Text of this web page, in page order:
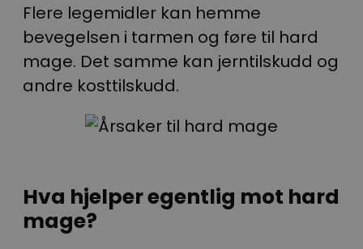
Flere legemidler kan hemme
bevegelsen i tarmen og føre til hard
mage. Det samme kan jerntilskudd og
andre kosttilskudd.
Hva hjelper egentlig mot hard
mage?